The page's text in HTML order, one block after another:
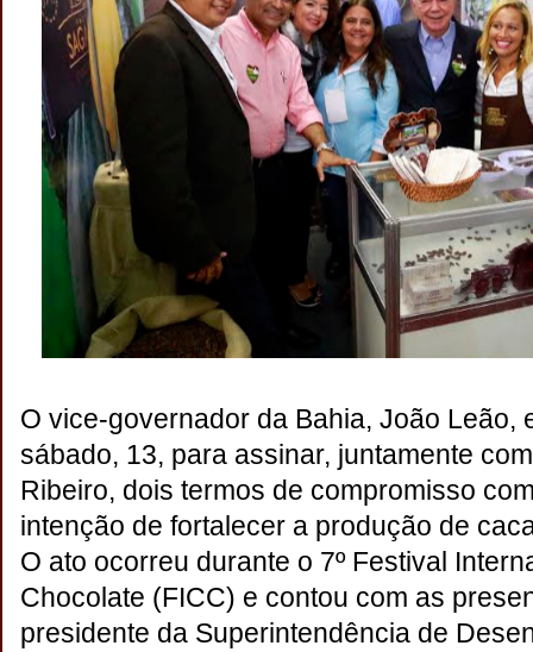
O vice-governador da Bahia, João Leão,
sábado, 13, para assinar, juntamente
Ribeiro, dois termos de compromisso
intenção de fortalecer a produção de
O ato ocorreu durante o 7º Festival
Chocolate (FICC) e contou com as
presidente da Superintendência de